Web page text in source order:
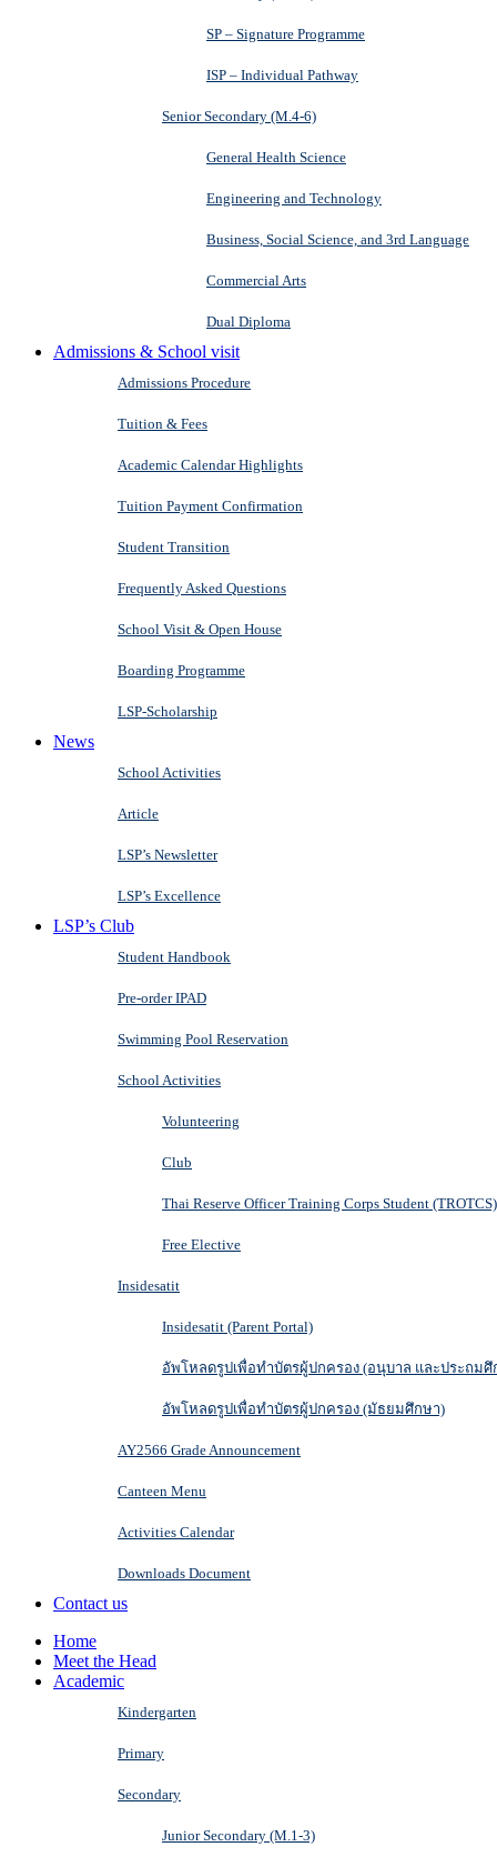
SP – Signature Programme
ISP – Individual Pathway
Senior Secondary (M.4-6)
General Health Science
Engineering and Technology
Business, Social Science, and 3rd Language
Commercial Arts
Dual Diploma
Admissions & School visit
Admissions Procedure
Tuition & Fees
Academic Calendar Highlights
Tuition Payment Confirmation
Student Transition
Frequently Asked Questions
School Visit & Open House
Boarding Programme
LSP-Scholarship
News
School Activities
Article
LSP’s Newsletter
LSP’s Excellence
LSP’s Club
Student Handbook
Pre-order IPAD
Swimming Pool Reservation
School Activities
Volunteering
Club
Thai Reserve Officer Training Corps Student (TROTCS)
Free Elective
Insidesatit
Insidesatit (Parent Portal)
อัพโหลดรูปเพื่อทำบัตรผู้ปกครอง (อนุบาล และประถมศึ
อัพโหลดรูปเพื่อทำบัตรผู้ปกครอง (มัธยมศึกษา)
AY2566 Grade Announcement
Canteen Menu
Activities Calendar
Downloads Document
Contact us
Home
Meet the Head
Academic
Kindergarten
Primary
Secondary
Junior Secondary (M.1-3)